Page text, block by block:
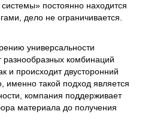
постоянно находится
дело не ограничивается.
универсальности
разнообразных комбинаций
и происходит двусторонний
именно такой подход является
компания поддерживает
материала до получения